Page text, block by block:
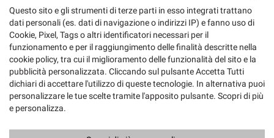
Via Europa, 53, 46018, Sabbioneta (MN)
C.F/P.IVA:02526610205
Registro delle imprese:MN
Questo sito e gli strumenti di terze parti in esso integrati trattano
dati personali (es. dati di navigazione o indirizzi IP) e fanno uso di
Cookie, Pixel, Tags o altri identificatori necessari per il
funzionamento e per il raggiungimento delle finalità descritte nella
cookie policy, tra cui il miglioramento delle funzionalità del sito e la
pubblicità personalizzata. Cliccando sul pulsante Accetta Tutti
dichiari di accettare l'utilizzo di queste tecnologie. In alternativa puoi
personalizzare le tue scelte tramite l'apposito pulsante. Scopri di più
e personalizza.